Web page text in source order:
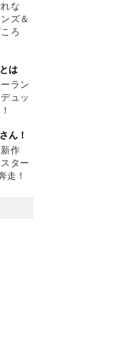
な
ズ＆
ろ
は
ラン
ュッ
ん！
作
ター
走！